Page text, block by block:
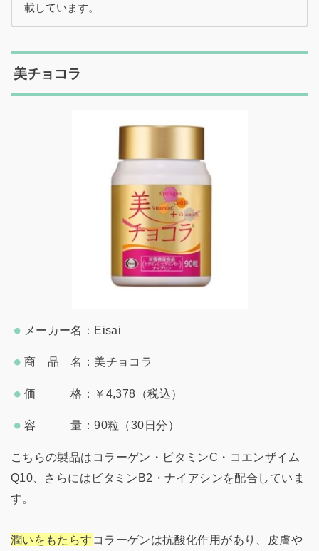
載しています。
美チョコラ
メーカー名：Eisai
商 品 名：美チョコラ
価 格：￥4,378（税込）
容 量：90粒（30日分）
こちらの製品はコラーゲン・ビタミンC・コエンザイム
Q10、さらにはビタミンB2・ナイアシンを配合していま
す。
潤いをもたらす コラーゲンは抗酸化作用があり、皮膚や